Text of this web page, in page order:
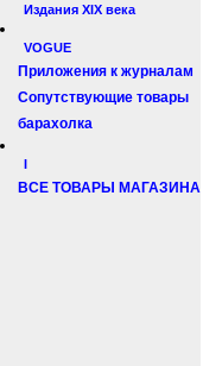
Издания XIX века
VOGUE
Приложения к журналам
Сопутствующие товары
барахолка
I
ВСЕ ТОВАРЫ МАГАЗИНА